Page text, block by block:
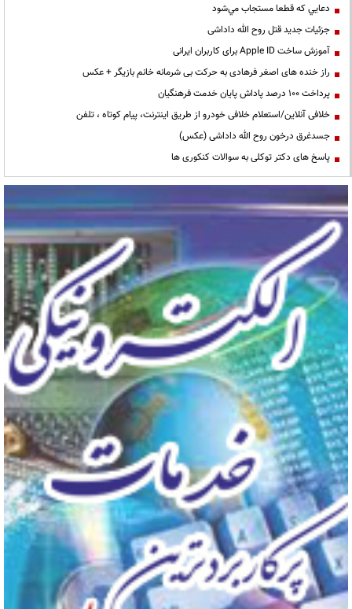
دعايي كه قطعا مستجاب مي‌شود
جزئیات جدید قتل روح الله داداشی
آموزش ساخت Apple ID برای کاربران ایرانی
راز خنده های اصغر فرهادی به حرکت بی شرمانه خانم بازیگر + عکس
پرداخت ۱۰۰ درصد پاداش پایان خدمت فرهنگیان
خلافی آنلاین/استعلام خلافی خودرو از طریق اینترنت، پیام کوتاه ، تلفن
جسدغرق درخون روح الله داداشی (عکس)
پاسخ های دکتر توکلی به سوالات کنکوری ها